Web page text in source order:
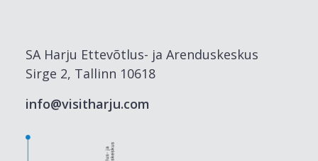
SA Harju Ettevõtlus- ja Arenduskeskus
Sirge 2, Tallinn 10618
info@visitharju.com